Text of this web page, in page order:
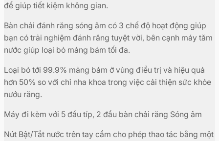
để giúp tiết kiệm không gian.
Bàn chải đánh răng sóng âm có 3 chế độ hoạt động giúp
bạn có trải nghiệm đánh răng tuyệt vời, bên cạnh máy tăm
nước giúp loại bỏ mảng bám tối đa.
Loại bỏ tới 99.9% mảng bám ở vùng điều trị và hiệu quả
hơn 50% so với chỉ nha khoa trong việc cải thiện sức khỏe
nướu răng.
Máy đi kèm với 5 đầu típ, 2 đầu bàn chải răng Sóng âm
Nút Bật/Tắt nước trên tay cầm cho phép thao tác bằng một